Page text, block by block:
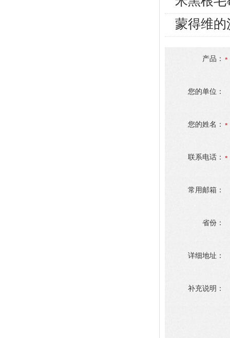
蒙得维
产品：
您的单位：
您的姓名：
联系电话：
常用邮箱：
省份：
详细地址：
补充说明：